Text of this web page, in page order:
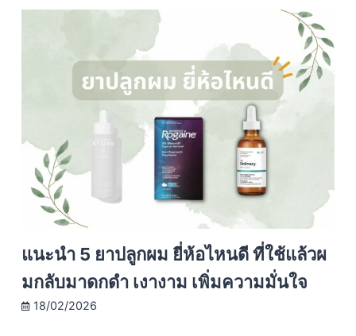
แนะนำ 5 ยาปลูกผม ยี่ห้อไหนดี ที่ใช้แล้วผ
มกลับมาดกดำ เงางาม เพิ่มความมั่นใจ
18/02/2026